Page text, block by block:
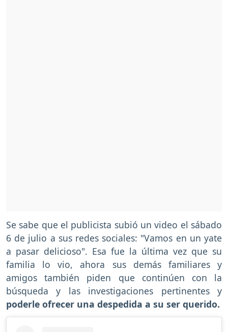
Se sabe que el publicista subió un video el sábado
6 de julio a sus redes sociales: "Vamos en un yate
a pasar delicioso". Esa fue la última vez que su
familia lo vio, ahora sus demás familiares y
amigos también piden que continúen con la
búsqueda y las investigaciones pertinentes y
poderle ofrecer una despedida a su ser querido.